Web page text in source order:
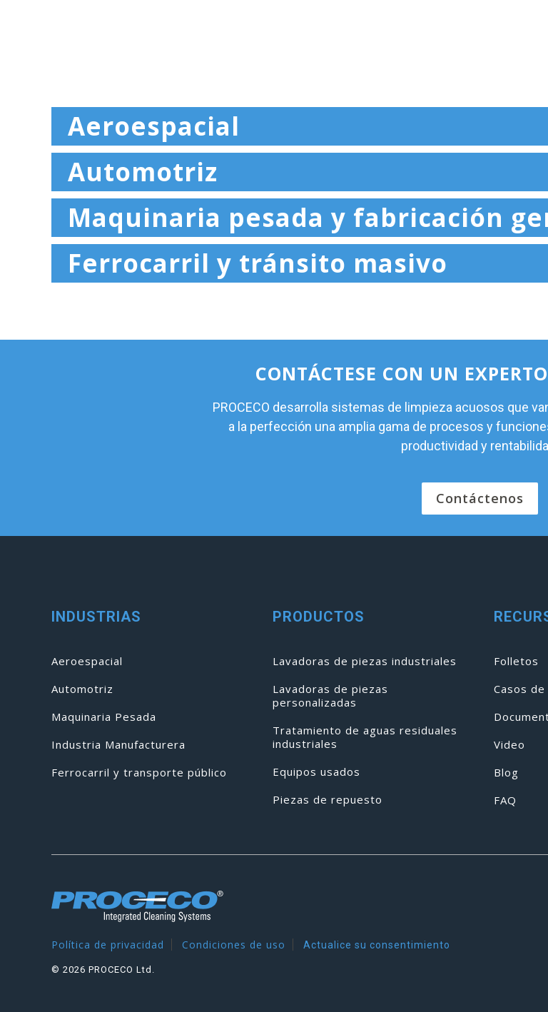
Aeroespacial
Automotriz
Maquinaria pesada y fabricación
Ferrocarril y tránsito masivo
CONTÁCTESE CON UN
PROCECO desarrolla sistemas de limpieza acuosos que
a la perfección una amplia gama de procesos y
productividad y
Contáctenos
INDUSTRIAS
Aeroespacial
Automotriz
Maquinaria Pesada
Industria Manufacturera
Ferrocarril y transporte público
PRODUCTOS
Lavadoras de piezas industriales
Lavadoras de piezas
personalizadas
Tratamiento de aguas residuales
industriales
Equipos usados
Piezas de repuesto
Folletos
Casos
Video
Blog
FAQ
Política de privacidad Condiciones de uso Actualice su consentimiento
© 2026 PROCECO Ltd.